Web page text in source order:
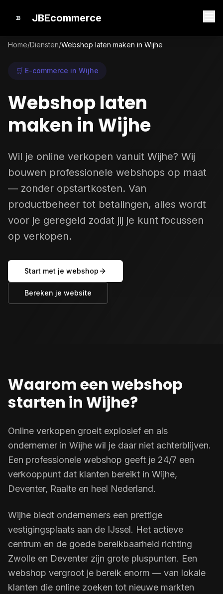
JBEcommerce
Home/Diensten/Webshop laten maken in Wijhe
🛒 E-commerce in Wijhe
Webshop laten
maken in Wijhe
Wil je online verkopen vanuit Wijhe? Wij
bouwen professionele webshops op maat
— zonder opstartkosten. Van
productbeheer tot betalingen, alles wordt
voor je geregeld zodat jij je kunt focussen
op verkopen.
Start met je webshop
Bereken je website
Waarom een webshop
starten in Wijhe?
Online verkopen groeit explosief en als
ondernemer in Wijhe wil je daar niet achterblijven.
Een professionele webshop geeft je 24/7 een
verkooppunt dat klanten bereikt in Wijhe,
Deventer, Raalte en heel Nederland.
Wijhe biedt ondernemers een prettige
vestigingsplaats aan de IJssel. Het actieve
centrum en de goede bereikbaarheid richting
Zwolle en Deventer zijn grote pluspunten. Een
webshop vergroot je bereik enorm — van lokale
klanten die online zoeken tot nieuwe markten